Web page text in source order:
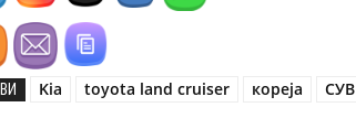
Kia toyota land cruiser кореја СУВ